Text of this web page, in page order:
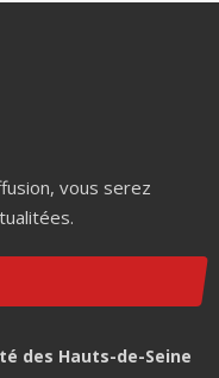
vous serez
des Hauts-de-Seine